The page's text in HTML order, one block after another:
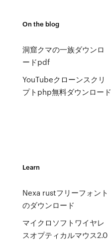
On the blog
洞窟クマの一族ダウンロ
ードpdf
YouTubeクローンスクリ
プトphp無料ダウンロード
Learn
Nexa rustフリーフォント
のダウンロード
マイクロソフトワイヤレ
スオプティカルマウス2.0